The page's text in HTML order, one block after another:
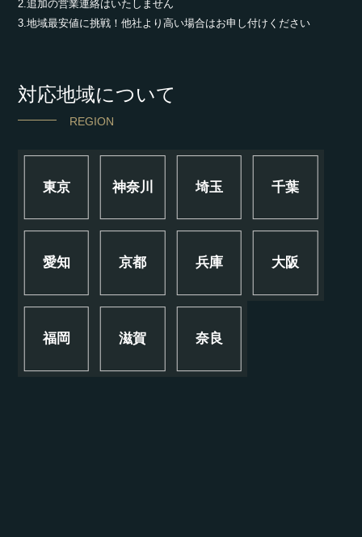
2.追加の営業連絡はいたしません
3.地域最安値に挑戦！他社より高い場合はお申し付けください
対応地域について
REGION
東京 神奈川 埼玉 千葉
愛知 京都 兵庫 大阪
福岡 滋賀 奈良